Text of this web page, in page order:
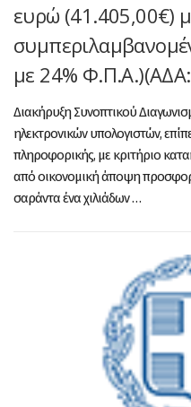
ευρώ (41.405,00€)
με 24%
Διακήρυξη Συνοπτικού
ηλεκτρονικών υπολογιστών,
πληροφορικής, με κριτήριο
από οικονομική άποψη
σαράντα ένα χιλιάδων …